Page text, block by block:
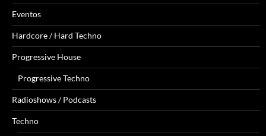
Eventos
Hardcore / Hard Techno
Progressive House
Progressive Techno
Radioshows / Podcasts
Techno